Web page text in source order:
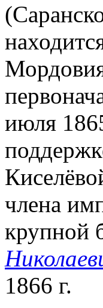
июля
члена
крупной
1866 г.